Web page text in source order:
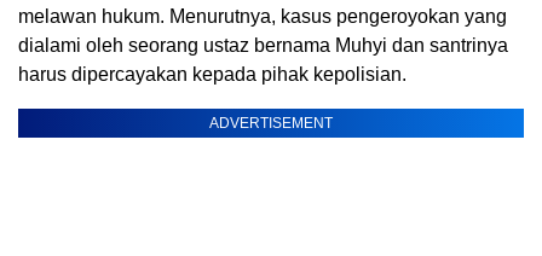
melawan hukum. Menurutnya, kasus pengeroyokan yang
dialami oleh seorang ustaz bernama Muhyi dan santrinya
harus dipercayakan kepada pihak kepolisian.
ADVERTISEMENT